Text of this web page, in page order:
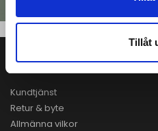
Tillåt
HJÄLP
Kundtjänst
Retur & byte
Allmänna vilkor